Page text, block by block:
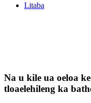
Litaba
Na u kile ua oeloa
tloaelehileng ka